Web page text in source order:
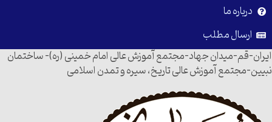
درباره ما
ارسال مطلب
ایران-قم-میدان جهاد-مجتمع آموزش عالی امام خمینی (ره)- ساختمان
نبیین-مجتمع آموزش عالی تاریخ، سیره و تمدن اسلامی